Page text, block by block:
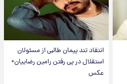
انتقاد تند پیمان طالبی از مسئولان
استقلال در پی رفتن رامین رضاییان+
عکس